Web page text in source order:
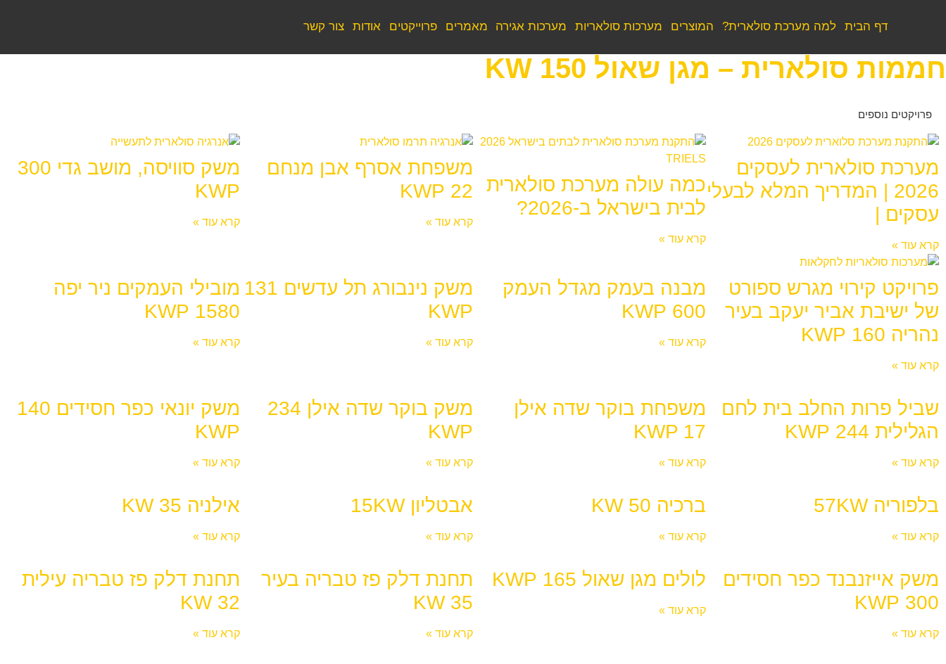
דף הבית למה מערכת סולארית? המוצרים מערכות סולאריות מערכות אגירה מאמרים פרוייקטים אודות צור קשר
חממות סולארית – מגן שאול 150 KW
פרויקטים נוספים
מערכת סולארית לעסקים
2026 | המדריך המלא לבעלי
עסקים |
קרא עוד »
כמה עולה מערכת סולארית
לבית בישראל ב-2026?
קרא עוד »
משפחת אסרף אבן מנחם
22 KWP
קרא עוד »
משק סוויסה, מושב גדי 300
KWP
קרא עוד »
פרויקט קירוי מגרש ספורט
של ישיבת אביר יעקב בעיר
נהריה 160 KWP
קרא עוד »
מבנה בעמק מגדל העמק
600 KWP
קרא עוד »
משק נינבורג תל עדשים 131
KWP
קרא עוד »
מובילי העמקים ניר יפה
1580 KWP
קרא עוד »
שביל פרות החלב בית לחם
הגלילית 244 KWP
קרא עוד »
משפחת בוקר שדה אילן
KWP 17
קרא עוד »
משק בוקר שדה אילן 234
KWP
קרא עוד »
משק יונאי כפר חסידים 140
KWP
קרא עוד »
בלפוריה 57KW
קרא עוד »
ברכיה KW 50
קרא עוד »
אבטליון 15KW
קרא עוד »
אילניה KW 35
קרא עוד »
משק אייזנבנד כפר חסידים
300 KWP
קרא עוד »
לולים מגן שאול 165 KWP
קרא עוד »
תחנת דלק פז טבריה בעיר
35 KW
קרא עוד »
תחנת דלק פז טבריה עילית
32 KW
קרא עוד »